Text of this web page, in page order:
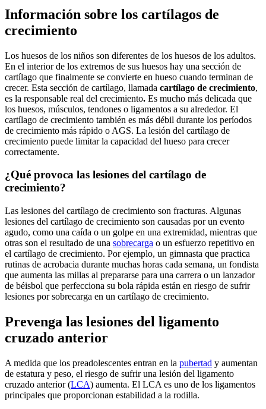
Información sobre los cartílagos de
crecimiento
Los huesos de los niños son diferentes de los huesos de los adultos.
En el interior de los extremos de sus huesos hay una sección de
cartílago que finalmente se convierte en hueso cuando terminan de
crecer. Esta sección de cartílago, llamada cartílago de crecimiento,
es la responsable real del crecimiento. Es mucho más delicada que
los huesos, músculos, tendones o ligamentos a su alrededor. El
cartílago de crecimiento también es más débil durante los períodos
de crecimiento más rápido o AGS. La lesión del cartílago de
crecimiento puede limitar la capacidad del hueso para crecer
correctamente.
¿Qué provoca las lesiones del cartílago de
crecimiento?
Las lesiones del cartílago de crecimiento son fracturas. Algunas
lesiones del cartílago de crecimiento son causadas por un evento
agudo, como una caída o un golpe en una extremidad, mientras que
otras son el resultado de una sobrecarga o un esfuerzo repetitivo en
el cartílago de crecimiento. Por ejemplo, un gimnasta que practica
rutinas de acrobacia durante muchas horas cada semana, un fondista
que aumenta las millas al prepararse para una carrera o un lanzador
de béisbol que perfecciona su bola rápida están en riesgo de sufrir
lesiones por sobrecarga en un cartílago de crecimiento.
Prevenga las lesiones del ligamento
cruzado anterior
A medida que los preadolescentes entran en la pubertad y aumentan
de estatura y peso, el riesgo de sufrir una lesión del ligamento
cruzado anterior (LCA) aumenta. El LCA es uno de los ligamentos
principales que proporcionan estabilidad a la rodilla.